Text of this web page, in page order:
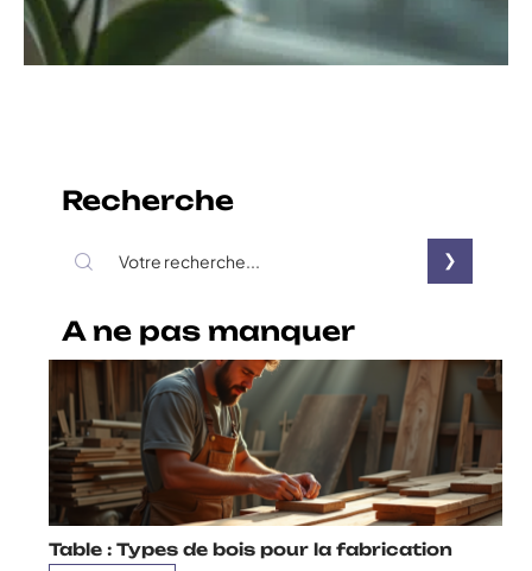
Recherche
A ne pas manquer
Table : Types de bois pour la fabrication